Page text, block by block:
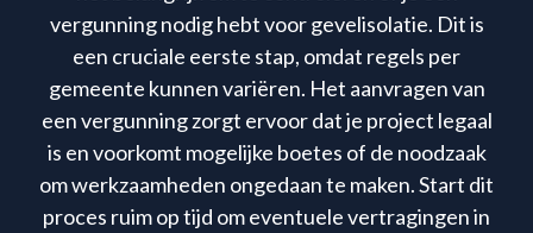
vergunning nodig hebt voor gevelisolatie. Dit is
een cruciale eerste stap, omdat regels per
gemeente kunnen variëren. Het aanvragen van
een vergunning zorgt ervoor dat je project legaal
is en voorkomt mogelijke boetes of de noodzaak
om werkzaamheden ongedaan te maken. Start dit
proces ruim op tijd om eventuele vertragingen in